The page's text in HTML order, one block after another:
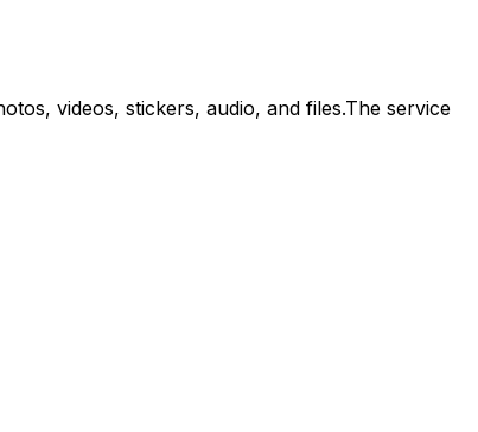
videos, stickers, audio, and files.The service